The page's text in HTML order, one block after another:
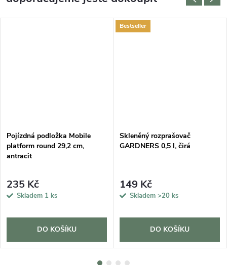
Pojízdná podložka Mobile
platform round 29,2 cm,
antracit
235 Kč
Skladem 1 ks
DO KOŠÍKU
Bestseller
Skleněný rozprašovač
GARDNERS 0,5 l, čirá
149 Kč
Skladem >20 ks
DO KOŠÍKU